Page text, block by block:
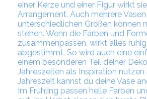
einer Kerze und einer Figur wirkt
Arrangement. Auch mehrere Vasen
unterschiedlichen Größen können
stehen. Wenn die Farben und
zusammenpassen, wirkt alles
abgestimmt. So wird auch eine
einem besonderen Teil deiner
Jahreszeiten als Inspiration nutzen
Jahreszeit kannst du deine Vase
Im Frühling passen helle Farben